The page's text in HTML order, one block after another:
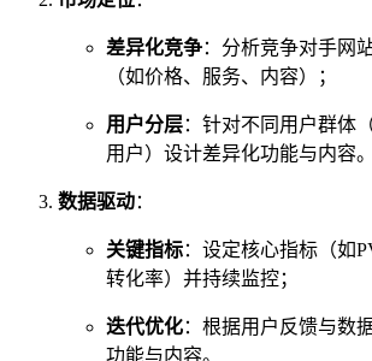
差异化竞争：分析竞争对手网
（如价格、服务、内容）；
用户分层：针对不同用户群体
用户）设计差异化功能与内容。
数据驱动：
关键指标：设定核心指标（如
转化率）并持续监控；
迭代优化：根据用户反馈与数
功能与内容。